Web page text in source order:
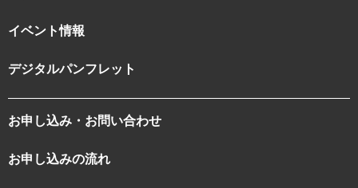
イベント情報
デジタルパンフレット
お申し込み・お問い合わせ
お申し込みの流れ